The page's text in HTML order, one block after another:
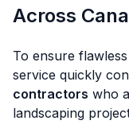
Across
To ensure
service quickly
contractors who
landscaping